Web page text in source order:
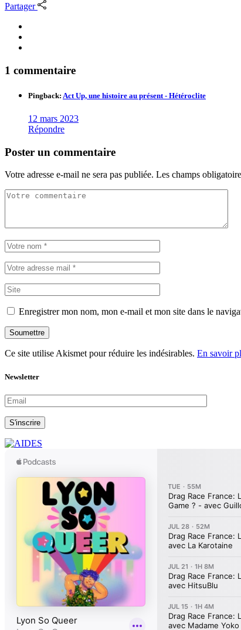
Partager
1 commentaire
Pingback: Act Up, une histoire au présent - Hétéroclite
12 mars 2023
Répondre
Poster un commentaire
Votre adresse e-mail ne sera pas publiée. Les champs
Enregistrer mon nom, mon e-mail et mon site dans le
Soumettre
Ce site utilise Akismet pour réduire les indésirables. En savoir
Newsletter
S'inscrire